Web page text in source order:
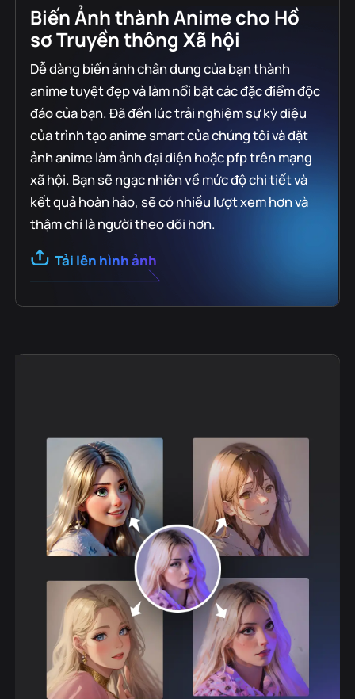
Biến Ảnh thành Anime cho Hồ
sơ Truyền thông Xã hội
Dễ dàng biến ảnh chân dung của bạn thành
anime tuyệt đẹp và làm nổi bật các đặc điểm độc
đáo của bạn. Đã đến lúc trải nghiệm sự kỳ diệu
của trình tạo anime smart của chúng tôi và đặt
ảnh anime làm ảnh đại diện hoặc pfp trên mạng
xã hội. Bạn sẽ ngạc nhiên về mức độ chi tiết và
kết quả hoàn hảo, sẽ có nhiều lượt xem hơn và
thậm chí là người theo dõi hơn.
Tải lên hình ảnh